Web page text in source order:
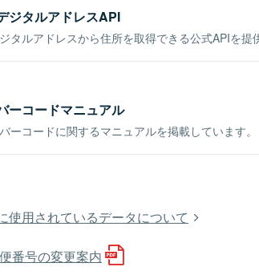
ジタルアドレスAPI
タルアドレスから住所を取得できる公式APIを提
ーコードマニュアル
ーコードに関するマニュアルを掲載しています。
使用されているデータについて
番号の変更案内